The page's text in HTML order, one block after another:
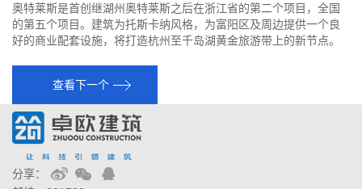
奥特莱斯是首创继湖州奥特莱斯之后在浙江省的第二个项目，全国
的第五个项目。建筑为托斯卡纳风格，为富阳区及周边提供一个良
好的商业配套设施，将打造杭州至千岛湖黄金旅游带上的新节点。
查看下一个
分享：